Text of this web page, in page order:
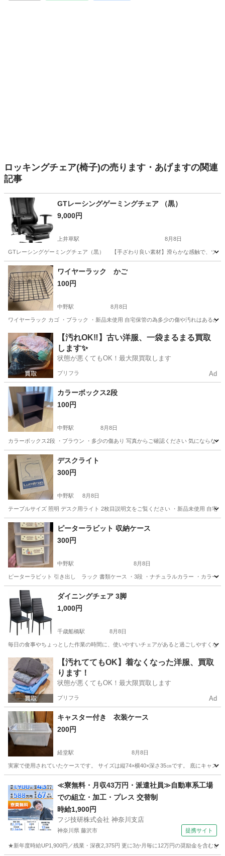
ロッキングチェア(椅子)の売ります・あげますの関連
記事
GTレーシングゲーミングチェア （黒）
9,000円
上井草駅 8月8日
GTレーシングゲーミングチェア（黒） 【手ざわり良い素材】滑らかな感触で、ツル
東京 杉並区 上井草駅 椅子
ワイヤーラック かご
100円
中野駅 8月8日
ワイヤーラック カゴ ・ブラック ・新品未使用 自宅保管の為多少の傷や汚れはある
東京 中野区 中野駅 収納家具 ラック
【汚れOK‼️】古い洋服、一袋まるまる買取
します✨
状態が悪くてもOK！最大限買取します
プリフラ Ad
カラーボックス2段
100円
中野駅 8月8日
カラーボックス2段 ・ブラウン ・多少の傷あり 写真からご確認ください 気にならな
東京 中野区 中野駅 収納家具
デスクライト
300円
中野駅 8月8日
テーブルサイズ 照明 デスク用ライト 2枚目説明文をご覧ください ・新品未使用 自宅
東京 中野区 中野駅 照明器具
ピーターラビット 収納ケース
300円
中野駅 8月8日
ピーターラビット 引き出し ラック 書類ケース ・3段 ・ナチュラルカラー ・カラー
東京 中野駅 収納家具
ダイニングチェア 3脚
1,000円
千歳船橋駅 8月8日
毎日の食事やちょっとした作業の時間に、使いやすいチェアがあると過ごしやすくな
東京 世田谷区 千歳船橋駅 椅子
【汚れててもOK】着なくなった洋服、買取
ります！
状態が悪くてもOK！最大限買取します
プリフラ Ad
キャスター付き 衣装ケース
200円
経堂駅 8月8日
実家で使用されていたケースです。 サイズは縦74×横40×深さ35㎝です。 底にキャス
経堂駅 収納家具 ケース
≪寮無料・月収43万円・派遣社員≫自動車系工場
での組立・加工・プレス 交替制
時給1,900円
フジ技研株式会社 神奈川支店
神奈川県 藤沢市 提携サイト
★新年度時給UP1,900円／残業・深夜2,375円 更に3か月毎に12万円の奨励金を含む